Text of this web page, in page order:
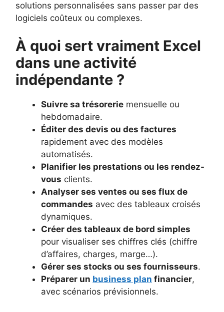
solutions personnalisées sans passer par des
logiciels coûteux ou complexes.
À quoi sert vraiment Excel
dans une activité
indépendante ?
Suivre sa trésorerie mensuelle ou
hebdomadaire.
Éditer des devis ou des factures
rapidement avec des modèles
automatisés.
Planifier les prestations ou les rendez-
vous clients.
Analyser ses ventes ou ses flux de
commandes avec des tableaux croisés
dynamiques.
Créer des tableaux de bord simples
pour visualiser ses chiffres clés (chiffre
d’affaires, charges, marge…).
Gérer ses stocks ou ses fournisseurs.
Préparer un business plan financier,
avec scénarios prévisionnels.